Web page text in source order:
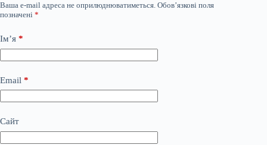
Ваша e-mail адреса не оприлюднюватиметься. Обов’язкові поля
позначені *
Ім’я *
Email *
Сайт